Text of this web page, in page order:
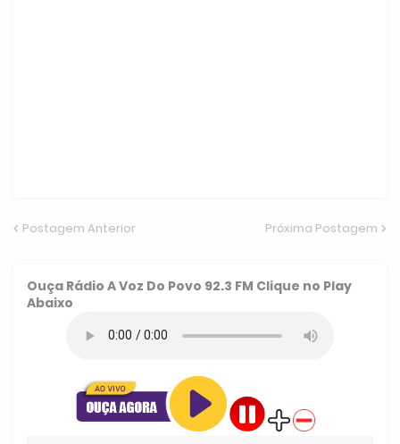
Postagem Anterior Próxima Postagem
Ouça Rádio A Voz Do Povo 92.3 FM Clique no Play
Abaixo